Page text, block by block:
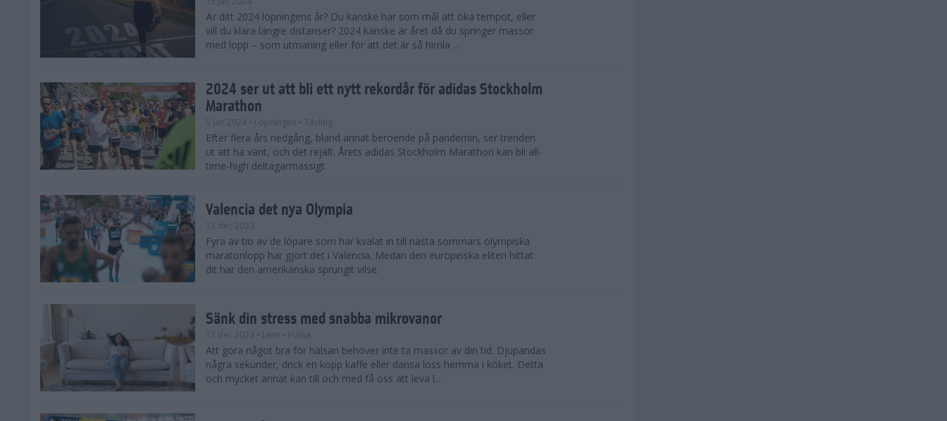
Är ditt 2024 löpningens år? Du kanske har som mål att öka tempot, eller
vill du klara längre distanser? 2024 kanske är året då du springer massor
med lopp – som utmaning eller för att det är så himla ...
2024 ser ut att bli ett nytt rekordår för adidas Stockholm
Marathon
5 jan 2024 • Löpningen • Tävling
Efter flera års nedgång, bland annat beroende på pandemin, ser trenden
ut att ha vänt, och det rejält. Årets adidas Stockholm Marathon kan bli all-
time-high deltagarmässigt.
Valencia det nya Olympia
13 dec 2023
Fyra av tio av de löpare som har kvalat in till nästa sommars olympiska
maratonlopp har gjort det i Valencia. Medan den europeiska eliten hittat
dit har den amerikanska sprungit vilse.
Sänk din stress med snabba mikrovanor
12 dec 2023 • Livet • Hälsa
Att göra något bra för hälsan behöver inte ta massor av din tid. Djupandas
några sekunder, drick en kopp kaffe eller dansa loss hemma i köket. Detta
och mycket annat kan till och med få oss att leva l...